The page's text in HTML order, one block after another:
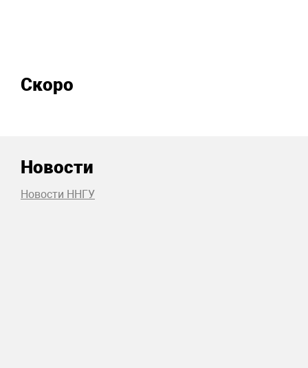
Скоро
Новости
Новости ННГУ